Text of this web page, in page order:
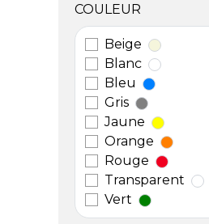
COULEUR
Beige
Blanc
Bleu
Gris
Jaune
Orange
Rouge
Transparent
Vert